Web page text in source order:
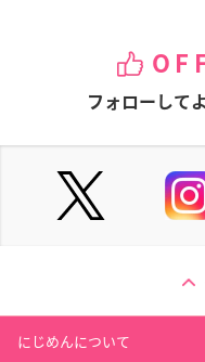
フォローして
にじめんについて